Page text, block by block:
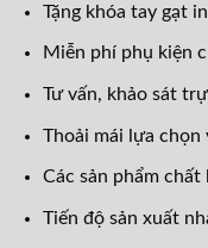
Tặng khóa tay gạt
Miễn phí phụ kiện
Tư vấn, khảo sát
Thoải mái lựa
Các sản phẩm
Tiến độ sản xuất